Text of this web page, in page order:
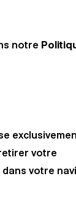
notre
votre
votre